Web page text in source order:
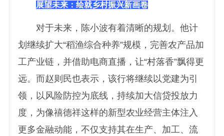
展望未来：绘就乡村振兴新画卷
对于未来，陈小波有着清晰的规划。他计
划继续扩大“稻渔综合种养”规模，完善农产品加
工产业链，并借助电商直播，让“村落香”飘得更
远。而赵则民也表示，该行将继续以党建为引
领，以风险防控为底线，持续加大信贷投放力
度，为像禧德祥这样的新型农业经营主体注入
更多金融动能，不仅支持其在生产、加工、流